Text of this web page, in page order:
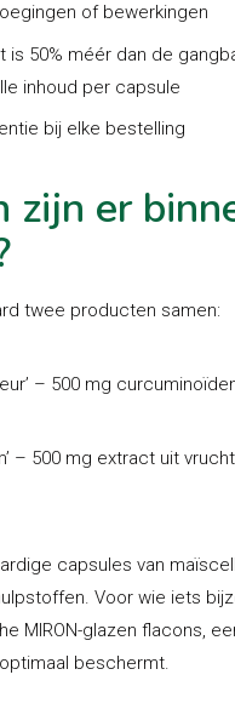
of bewerkingen
is 50% méér dan de
inhoud per capsule
bij elke bestelling
zijn er
twee producten samen:
– 500 mg
– 500 mg extract uit
capsules van
Voor wie iets
MIRON-glazen flacons,
beschermt.